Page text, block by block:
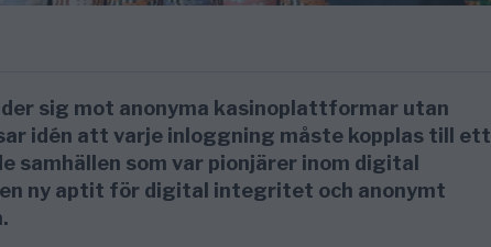
sig mot anonyma kasinoplattformar utan
idén att varje inloggning måste kopplas till ett
samhällen som var pionjärer inom digital
ny aptit för digital integritet och anonymt